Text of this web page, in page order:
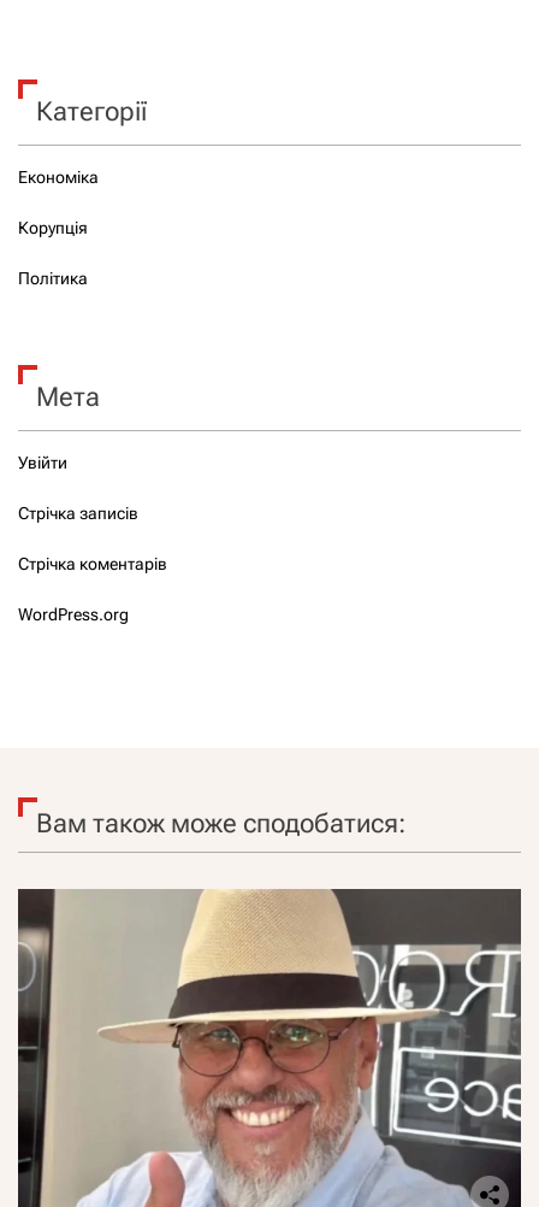
Категорії
Економіка
Корупція
Політика
Мета
Увійти
Стрічка записів
Стрічка коментарів
WordPress.org
Вам також може сподобатися: